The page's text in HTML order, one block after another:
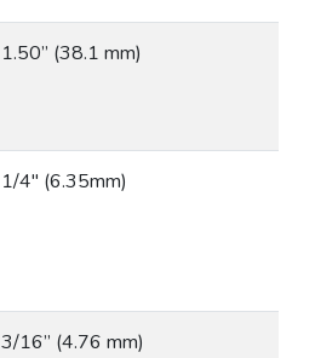
1.50” (38.1 mm)
1/4″ (6.35mm)
3/16” (4.76 mm)